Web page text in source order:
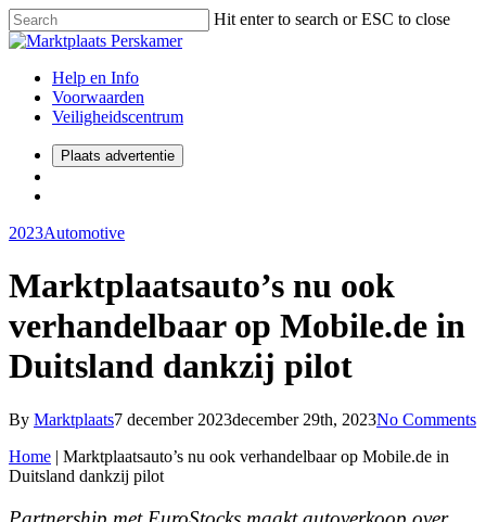
Hit enter to search or ESC to close
Help en Info
Voorwaarden
Veiligheidscentrum
Plaats advertentie
2023Automotive
Marktplaatsauto’s nu ook
verhandelbaar op Mobile.de in
Duitsland dankzij pilot
By Marktplaats7 december 2023december 29th, 2023No Comments
Home | Marktplaatsauto’s nu ook verhandelbaar op Mobile.de in
Duitsland dankzij pilot